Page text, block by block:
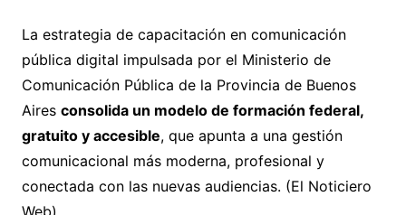
La estrategia de capacitación en comunicación
pública digital impulsada por el Ministerio de
Comunicación Pública de la Provincia de Buenos
Aires consolida un modelo de formación federal,
gratuito y accesible, que apunta a una gestión
comunicacional más moderna, profesional y
conectada con las nuevas audiencias. (El Noticiero